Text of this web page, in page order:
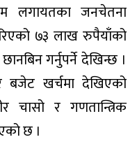
लगायतका जनचेतना
७३ लाख रुपैयाँको
गर्नुपर्ने देखिन्छ ।
बजेट खर्चमा देखिएको
चासो र गणतान्त्रिक
छ ।